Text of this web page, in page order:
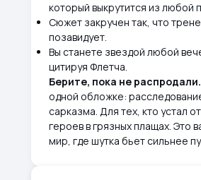
который выкрутится из любой
Сюжет закручен так, что
позавидует.
Вы станете звездой любой
цитируя Флетча.
Берите, пока не распродали.
одной обложке:
сарказма. Для тех, кто устал
героев в грязных плащах. Это
мир, где шутка бьет сильнее